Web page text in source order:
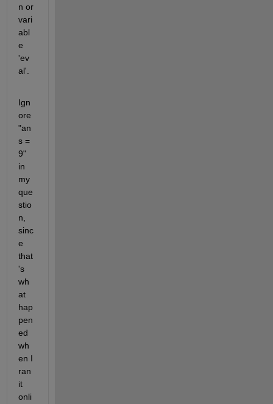
n or
vari
abl
e
'ev
al'.
Ign
ore
"an
s =
9"
in
my
que
stio
n,
sinc
e
that
's
wh
at
hap
pen
ed
wh
en I
ran
it
onli